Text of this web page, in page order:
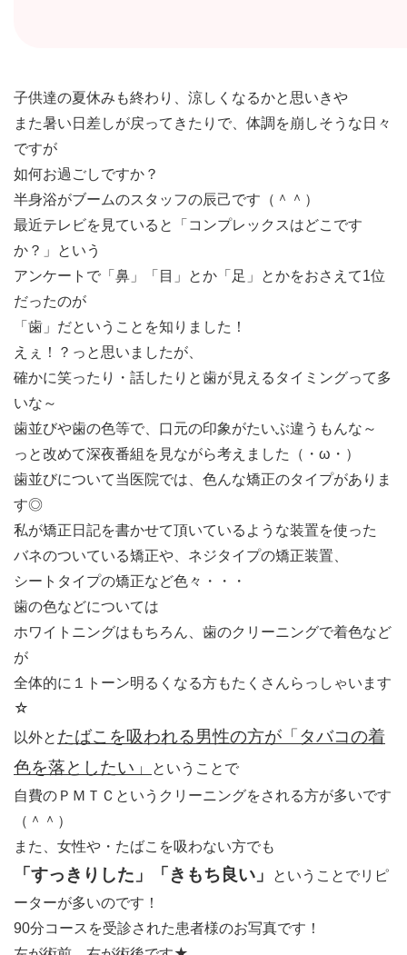
子供達の夏休みも終わり、涼しくなるかと思いきや
また暑い日差しが戻ってきたりで、体調を崩しそうな日々
ですが
如何お過ごしですか？
半身浴がブームのスタッフの辰己です（＾＾）
最近テレビを見ていると「コンプレックスはどこです
か？」という
アンケートで「鼻」「目」とか「足」とかをおさえて1位
だったのが
「歯」だということを知りました！
えぇ！？っと思いましたが、
確かに笑ったり・話したりと歯が見えるタイミングって多
いな～
歯並びや歯の色等で、口元の印象がたいぶ違うもんな～
っと改めて深夜番組を見ながら考えました（・ω・）
歯並びについて当医院では、色んな矯正のタイプがありま
す◎
私が矯正日記を書かせて頂いているような装置を使った
バネのついている矯正や、ネジタイプの矯正装置、
シートタイプの矯正など色々・・・
歯の色などについては
ホワイトニングはもちろん、歯のクリーニングで着色など
が
全体的に１トーン明るくなる方もたくさんらっしゃいます
☆
以外と たばこを吸われる男性の方が「タバコの着
色を落としたい」
ということで
自費のＰＭＴＣというクリーニングをされる方が多いです
（＾＾）
また、女性や・たばこを吸わない方でも
「すっきりした」「きもち良い」
ということでリピ
ーターが多いのです！
90分コースを受診された患者様のお写真です！